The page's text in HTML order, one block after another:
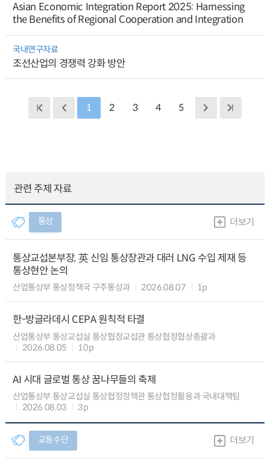
Asian Economic Integration Report 2025: Harnessing
the Benefits of Regional Cooperation and Integration
국내연구자료
조선산업의 경쟁력 강화 방안
1 2 3 4 5
관련 주제 자료
통상 더보기
통상교섭본부장, 英 신임 통상장관과 대러 LNG 수입 제재 등
통상현안 논의
산업통상부 통상정책국 구주통상과 2026.08.07 1p
한-방글라데시 CEPA 원칙적 타결
산업통상부 통상교섭실 통상협정교섭관 통상협정협상총괄과
2026.08.05
10p
AI 시대 글로벌 통상 꿈나무들의 축제
산업통상부 통상교섭실 통상협정정책관 통상협정활용과 국내대책팀
2026.08.03
3p
교통수단 더보기